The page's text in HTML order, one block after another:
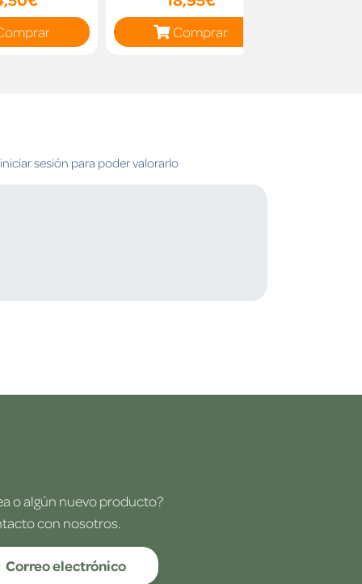
Comprar
sesión para poder valorarlo
o algún nuevo producto?
con nosotros.
Correo electrónico